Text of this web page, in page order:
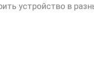
устройство в